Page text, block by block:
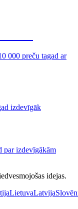
000 preču tagad ar
izdevīgāk
par izdevīgākām
idejas.
LietuvaLatvija